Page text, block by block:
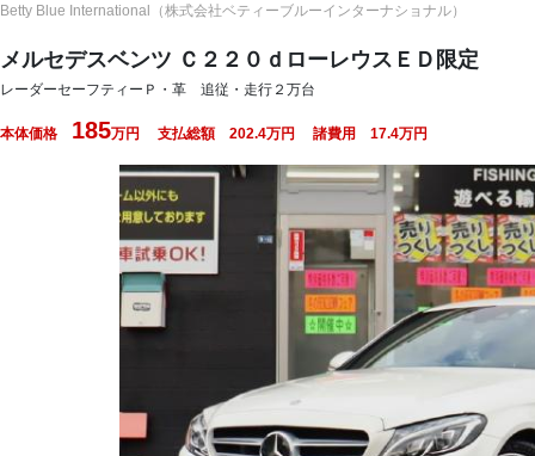
Betty Blue International（株式会社ベティーブルーインターナショナル）
メルセデスベンツ Ｃ２２０ｄローレウスＥＤ限定
レーダーセーフティーＰ・革 追従・走行２万台
本体価格 185万円 支払総額 202.4万円 諸費用 17.4万円